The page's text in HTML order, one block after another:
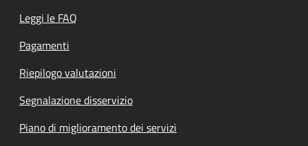
Leggi le FAQ
Pagamenti
Riepilogo valutazioni
Segnalazione disservizio
Piano di miglioramento dei servizi